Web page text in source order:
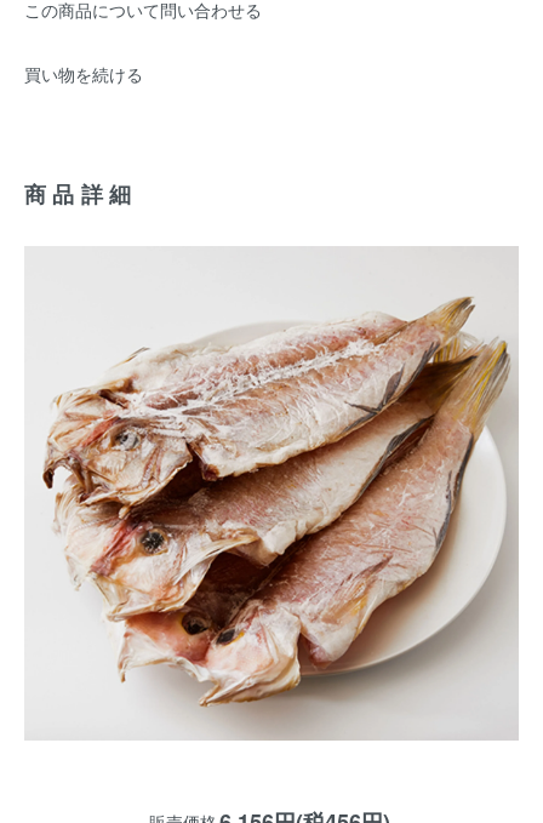
この商品について問い合わせる
買い物を続ける
商品詳細